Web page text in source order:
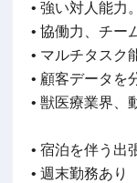
• 強い対人能力
• 協働力、チー
• マルチタスク
• 顧客データを
• 獣医療業界、
• 宿泊を伴う出
• 週末勤務あり